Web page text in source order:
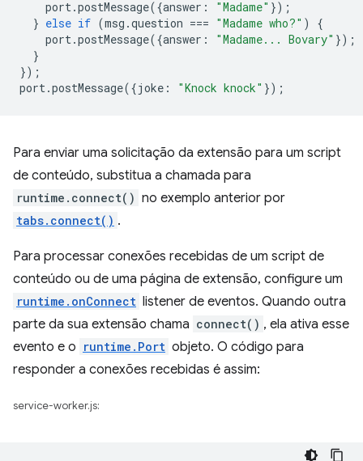
port.postMessage({answer : "Madame" });
} else if (msg .question === "Madame who?" )
{
port.postMessage({answer : "Madame... Bovary" });
}
});
port.postMessage({joke : "Knock knock" });
Para enviar uma solicitação da extensão para um script
de conteúdo, substitua a chamada para
runtime.connect() no exemplo anterior por
tabs.connect() .
Para processar conexões recebidas de um script de
conteúdo ou de uma página de extensão, configure um
runtime.onConnect listener de eventos. Quando outra
parte da sua extensão chama connect() , ela ativa esse
evento e o runtime.Port objeto. O código para
responder a conexões recebidas é assim:
service-worker.js: